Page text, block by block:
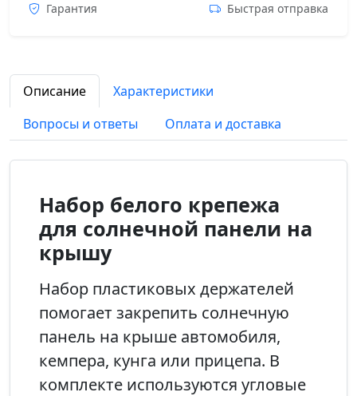
Гарантия Быстрая отправка
Описание
Характеристики
Вопросы и ответы
Оплата и доставка
Набор белого крепежа
для солнечной панели на
крышу
Набор пластиковых держателей
помогает закрепить солнечную
панель на крыше автомобиля,
кемпера, кунга или прицепа. В
комплекте используются угловые